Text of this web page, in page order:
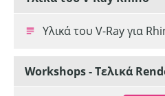
Υλικά του V-Ray για
Workshops - Τελικά